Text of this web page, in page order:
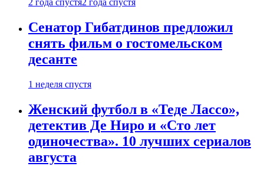
2 года спустя2 года спустя
Сенатор Гибатдинов предложил
снять фильм о гостомельском
десанте
1 неделя спустя
Женский футбол в «Теде Лассо»,
детектив Де Ниро и «Сто лет
одиночества». 10 лучших сериалов
августа